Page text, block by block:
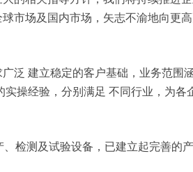
市场及国内市场，矢志不渝地向更
泛 建立稳定的客户基础，业务范围
操经验，分别满足 不同行业，为各
检测及试验设备，已建立起完善的